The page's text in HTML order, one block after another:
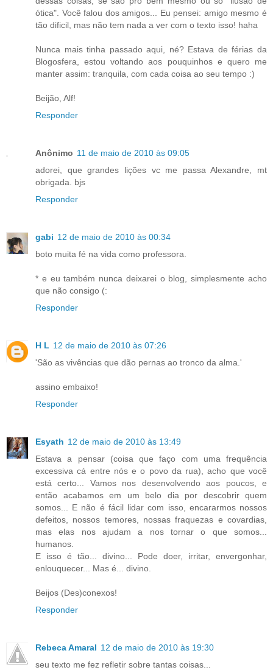
ótica". Você falou dos amigos... Eu pensei: amigo mesmo é
tão dificil, mas não tem nada a ver com o texto isso! haha
Nunca mais tinha passado aqui, né? Estava de férias da
Blogosfera, estou voltando aos pouquinhos e quero me
manter assim: tranquila, com cada coisa ao seu tempo :)
Beijão, Alf!
Responder
Anônimo 11 de maio de 2010 às 09:05
adorei, que grandes lições vc me passa Alexandre, mt
obrigada. bjs
Responder
gabi 12 de maio de 2010 às 00:34
boto muita fé na vida como professora.
* e eu também nunca deixarei o blog, simplesmente acho
que não consigo (:
Responder
H L 12 de maio de 2010 às 07:26
'São as vivências que dão pernas ao tronco da alma.'
assino embaixo!
Responder
Esyath 12 de maio de 2010 às 13:49
Estava a pensar (coisa que faço com uma frequência
excessiva cá entre nós e o povo da rua), acho que você
está certo... Vamos nos desenvolvendo aos poucos, e
então acabamos em um belo dia por descobrir quem
somos... E não é fácil lidar com isso, encararmos nossos
defeitos, nossos temores, nossas fraquezas e covardias,
mas elas nos ajudam a nos tornar o que somos...
humanos.
E isso é tão... divino... Pode doer, irritar, envergonhar,
enlouquecer... Mas é... divino.
Beijos (Des)conexos!
Responder
Rebeca Amaral 12 de maio de 2010 às 19:30
seu texto me fez refletir sobre tantas coisas...